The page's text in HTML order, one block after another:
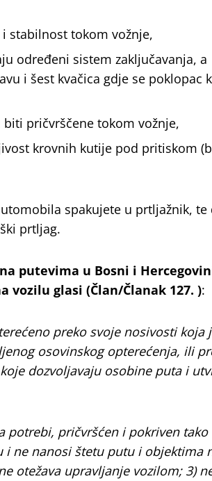
stabilnost tokom vožnje,
određeni sistem zaključavanja, a
i šest kvačica gdje se poklopac
pričvrščene tokom vožnje,
krovnih kutije pod pritiskom
spakujete u prtljažnik, te
prtljag.
putevima u Bosni i
glasi (Član/Članak 127. ):
preko svoje nosivosti koja
osovinskog opterećenja, ili
dozvoljavaju osobine puta i
potrebi, pričvršćen i pokriven tako
i ne nanosi štetu putu i objektima
otežava upravljanje vozilom; 3)